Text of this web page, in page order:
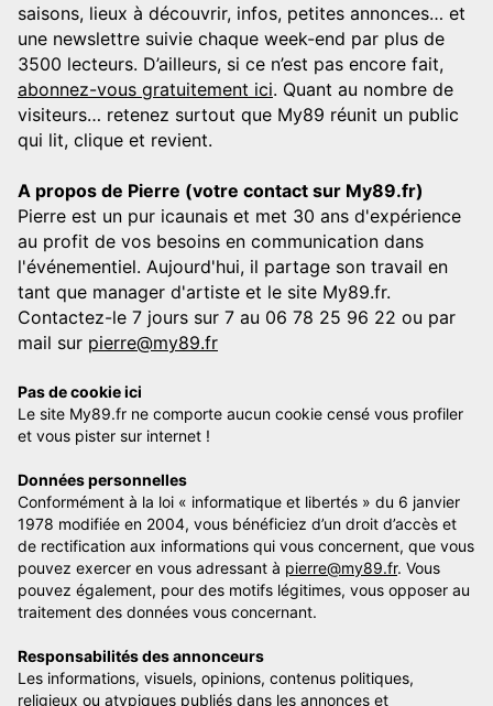
saisons, lieux à découvrir, infos, petites annonces… et
une newslettre suivie chaque week-end par plus de
3500 lecteurs. D’ailleurs, si ce n’est pas encore fait,
abonnez-vous gratuitement ici. Quant au nombre de
visiteurs… retenez surtout que My89 réunit un public
qui lit, clique et revient.
A propos de Pierre (votre contact sur My89.fr)
Pierre est un pur icaunais et met 30 ans d'expérience
au profit de vos besoins en communication dans
l'événementiel. Aujourd'hui, il partage son travail en
tant que manager d'artiste et le site My89.fr.
Contactez-le 7 jours sur 7 au 06 78 25 96 22 ou par
mail sur pierre@my89.fr
Pas de cookie ici
Le site My89.fr ne comporte aucun cookie censé vous profiler
et vous pister sur internet !
Données personnelles
Conformément à la loi « informatique et libertés » du 6 janvier
1978 modifiée en 2004, vous bénéficiez d’un droit d’accès et
de rectification aux informations qui vous concernent, que vous
pouvez exercer en vous adressant à pierre@my89.fr. Vous
pouvez également, pour des motifs légitimes, vous opposer au
traitement des données vous concernant.
Responsabilités des annonceurs
Les informations, visuels, opinions, contenus politiques,
religieux ou atypiques publiés dans les annonces et